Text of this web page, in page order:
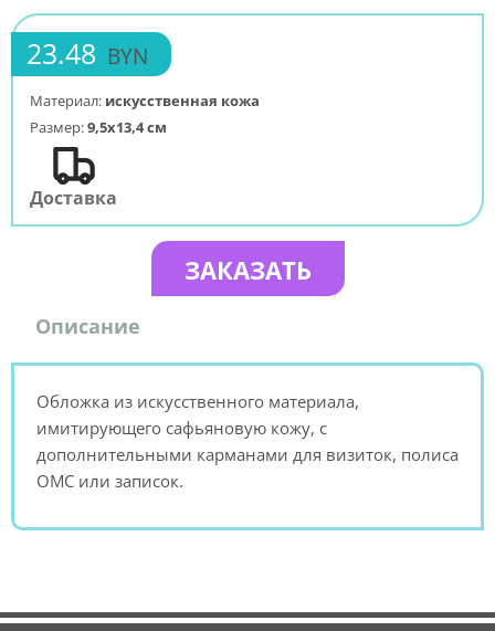
23.48 BYN
Материал: искусственная кожа
Размер:9,5х13,4 см
Доставка
ЗАКАЗАТЬ
Описание
Обложка из искусственного материала,
имитирующего сафьяновую кожу, с
дополнительными карманами для визиток, полиса
ОМС или записок.